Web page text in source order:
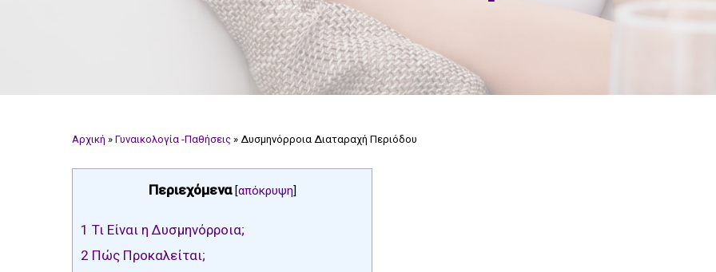
Αρχική » Γυναικολογία -Παθήσεις » Δυσμηνόρροια Διαταραχή Περιόδου
Περιεχόμενα [απόκρυψη]
1 Τι Είναι η Δυσμηνόρροια;
2 Πώς Προκαλείται;